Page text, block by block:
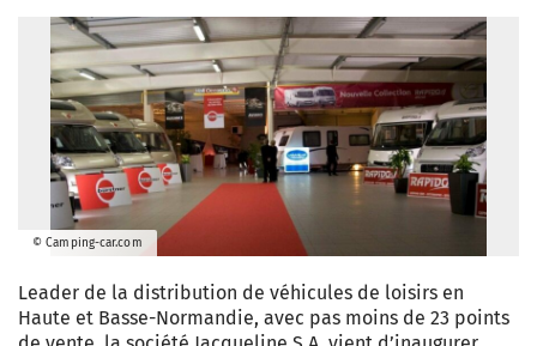
© Camping-car.com
Leader de la distribution de véhicules de loisirs en
Haute et Basse-Normandie, avec pas moins de 23 points